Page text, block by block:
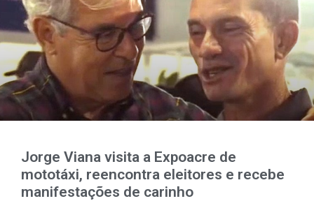
Jorge Viana visita a Expoacre de
mototáxi, reencontra eleitores e recebe
manifestações de carinho